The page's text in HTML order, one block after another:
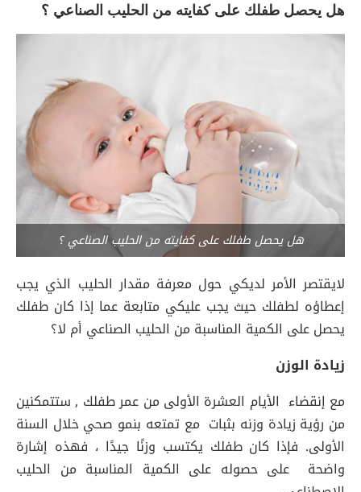
هل يحصل طفلك على كفايته من الحليب الصناعي ؟
هل يحصل طفلك على كفايته من الحليب الصناعي ؟
لايقتصر الأمر لديكي حول معرفة مقدار الحليب الذي يجب
إعطاؤه لطفلك حيث يجب عليكي متابعة عما إذا كان طفلك
يحصل على الكمية المناسبة من الحليب الصناعي أم لا؟
زيادة الوزن
مع إنقضاء الأيام العشرة الأولى من عمر طفلك , ستتمكنين
من رؤية زيادة وزنه بثبات مع تمتعه بنمو صحي خلال السنة
الأولى. فإذا كان طفلك يكتسب وزنًا جيدًا ، فهذه إشارة
واضحة على حصوله على الكمية المناسبة من الحليب